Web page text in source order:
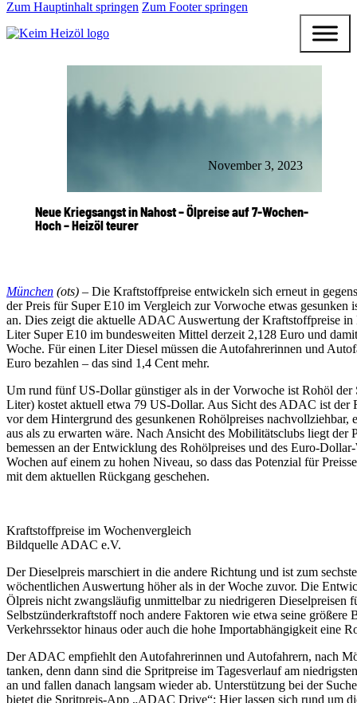
Zum Hauptinhalt springen Zum Footer springen
Neue Kriegsangst in Nahost – Ölpreise auf 7-Wochen-
Hoch – Heizöl teurer
November 3, 2023
München (ots) – Die Kraftstoffpreise entwickeln sich erneut in
der Preis für Super E10 im Vergleich zur Vorwoche etwas gesunken
an. Dies zeigt die aktuelle ADAC Auswertung der Kraftstoffpreise in
Liter Super E10 im bundesweiten Mittel derzeit 2,128 Euro und
Woche. Für einen Liter Diesel müssen die Autofahrerinnen und
Euro bezahlen – das sind 1,4 Cent mehr.
Um rund fünf US-Dollar günstiger als in der Vorwoche ist Rohöl
Liter) kostet aktuell etwa 79 US-Dollar. Aus Sicht des ADAC ist der
vor dem Hintergrund des gesunkenen Rohölpreises nachvollziehbar,
aus als zu erwarten wäre. Nach Ansicht des Mobilitätsclubs liegt der
bemessen an der Entwicklung des Rohölpreises und des Euro-
Wochen auf einem zu hohen Niveau, so dass das Potenzial für
mit dem aktuellen Rückgang geschehen.
Kraftstoffpreise im Wochenvergleich
Bildquelle ADAC e.V.
Der Dieselpreis marschiert in die andere Richtung und ist zum
wöchentlichen Auswertung höher als in der Woche zuvor. Die
Ölpreis nicht zwangsläufig unmittelbar zu niedrigeren Dieselpreisen
Selbstzünderkraftstoff noch andere Faktoren wie etwa seine größere
Verkehrssektor hinaus oder auch die hohe Importabhängigkeit eine
Der ADAC empfiehlt den Autofahrerinnen und Autofahrern, nach
tanken, denn dann sind die Spritpreise im Tagesverlauf am
an und fallen danach langsam wieder ab. Unterstützung bei der
bietet die Spritpreis-App „ADAC Drive“: Hier lassen sich rund um